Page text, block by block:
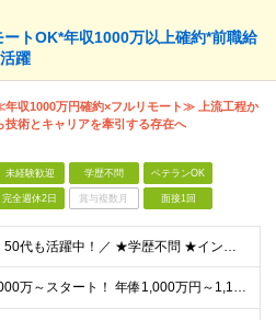
トOK*年収1000万以上確約*前職給
躍
収1000万円確約×フルリモート≫ 上流工程か
技術とキャリアを牽引する存在へ
未経験歓迎 学歴不問 ベテランOK
完全週休2日 賞与複数月 面接1回
＼40代・50代も活躍中！／ ★学歴不問 ★インフラエンジニアの経験を5年以上お持ちの方 ≪こんな方にピッタリです！≫ ◎自身の市場価値を正当に評価してほしい ◎今より年収をアップさせたい ◎多彩な
★年収1000万～スタート！ 年俸1,000万円～1,162万8,000円（12分割） ※経験・スキルを考慮の上決定します ※上記金額には固定残業代（月30h分・158,400円～184,000円